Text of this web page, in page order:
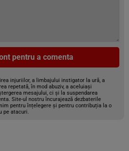
pentru a comenta
injuriilor, a limbajului instigator la ură, a
repetată, în mod abuziv, a aceluiași
mesajului, ci și la suspendarea
Site-ul nostru încurajează dezbaterile
pentru înțelegere și pentru contribuția la o
pe atacuri.